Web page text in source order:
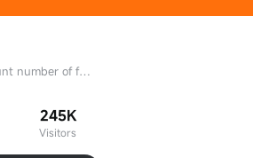
Official account number of futu IPO
245K
Visitors